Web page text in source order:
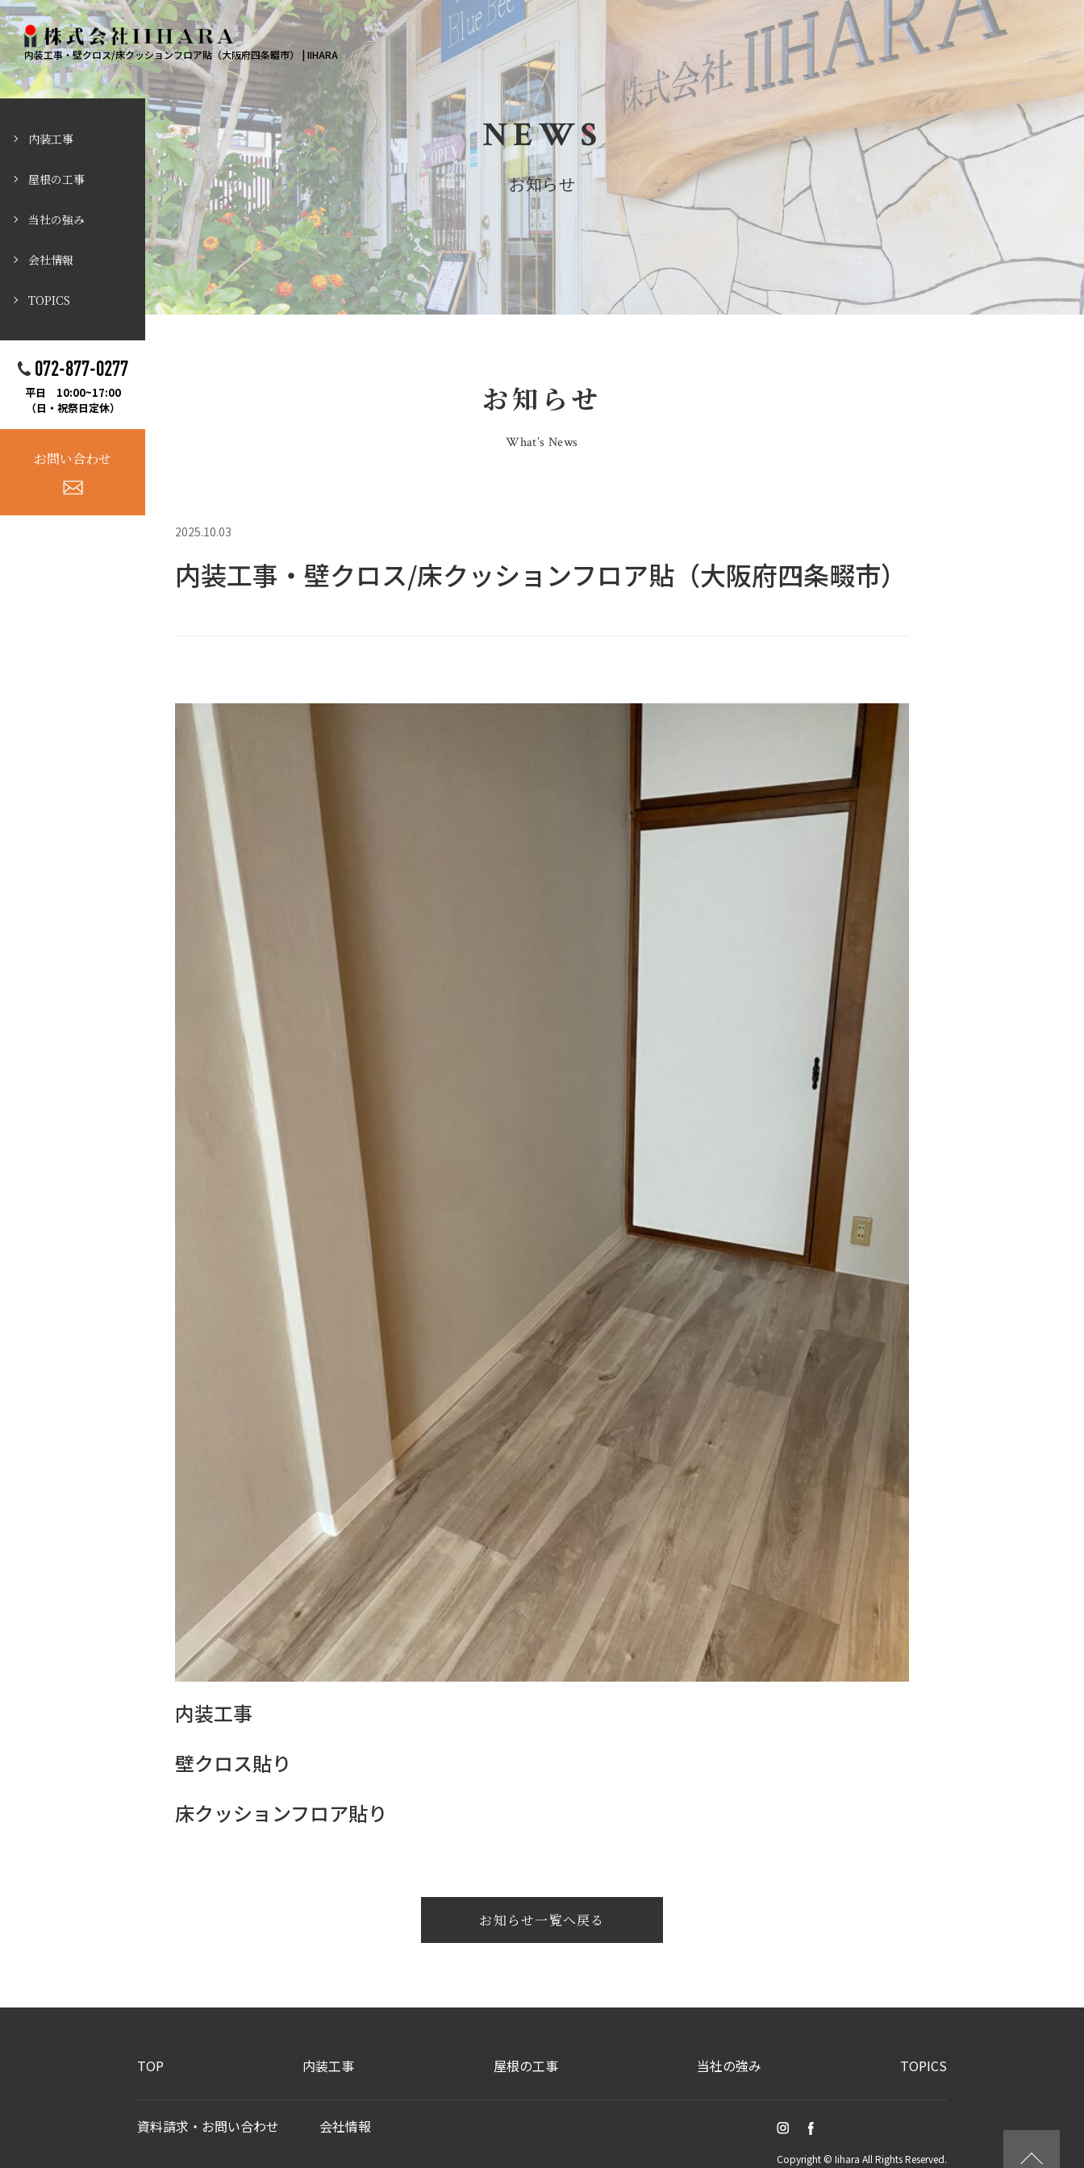
内装工事・壁クロス/床クッションフロア貼（大阪府四条畷市） | IIHARA
内装工事
屋根の工事
当社の強み
会社情報
TOPICS
072-877-0277
平日 10:00~17:00
（日・祝祭日定休）
お問い合わせ
NEWS
お知らせ
お知らせ
What’s News
2025.10.03
内装工事・壁クロス/床クッションフロア貼（大阪府四条畷市）
内装工事
壁クロス貼り
床クッションフロア貼り
お知らせ一覧へ戻る
TOP 内装工事 屋根の工事 当社の強み TOPICS
資料請求・お問い合わせ 会社情報
Copyright © Iihara All Rights Reserved.